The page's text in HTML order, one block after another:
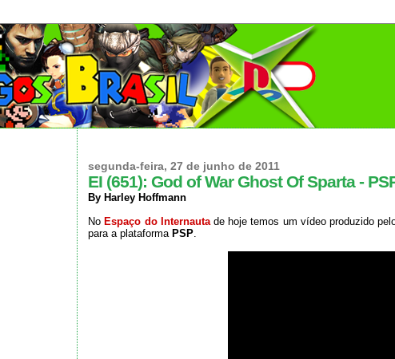
segunda-feira, 27 de junho de 2011
EI (651): God of War Ghost Of Sparta -
By Harley Hoffmann
No Espaço do Internautade hoje temos um vídeo produzido
para a plataforma PSP.